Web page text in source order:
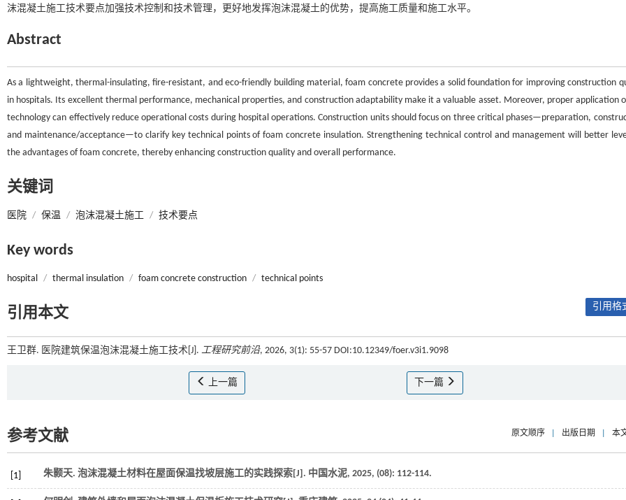
沫混凝土施工技术要点加强技术控制和技术管理，更好地发挥泡沫混凝土的优势，提高施工质量和施工水平。
Abstract
As a lightweight, thermal-insulating, fire-resistant, and eco-friendly building material, foam concrete provides a solid foundation for improving construction
in hospitals. Its excellent thermal performance, mechanical properties, and construction adaptability make it a valuable asset. Moreover, proper application
technology can effectively reduce operational costs during hospital operations. Construction units should focus on three critical phases—preparation,
and maintenance/acceptance—to clarify key technical points of foam concrete insulation. Strengthening technical control and management will better
the advantages of foam concrete, thereby enhancing construction quality and overall performance.
关键词
医院 / 保温 / 泡沫混凝土施工 / 技术要点
Key words
hospital / thermal insulation / foam concrete construction / technical points
引用本文 引用格
王卫群. 医院建筑保温泡沫混凝土施工技术[J]. 工程研究前沿, 2026, 3(1): 55-57 DOI:10.12349/foer.v3i1.9098
上一篇 下一篇
参考文献 原文顺序 出版日期 本
[1] 朱颢天. 泡沫混凝土材料在屋面保温找坡层施工的实践探索[J]. 中国水泥, 2025, (08): 112-114.